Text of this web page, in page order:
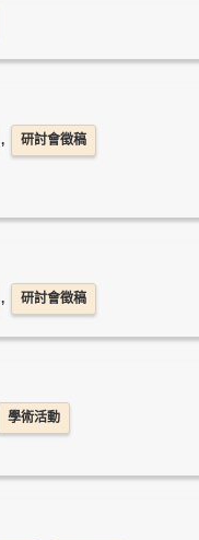
, 研討會徵稿
, 研討會徵稿
學術活動